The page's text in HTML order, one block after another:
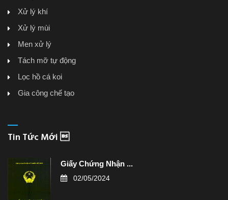
Xử lý khí
Xử lý mùi
Men xử lý
Tách mỡ tự động
Lọc hồ cá koi
Gia công chế tạo
Tin Tức Mới 
Giấy Chứng Nhận ...
02/05/2024